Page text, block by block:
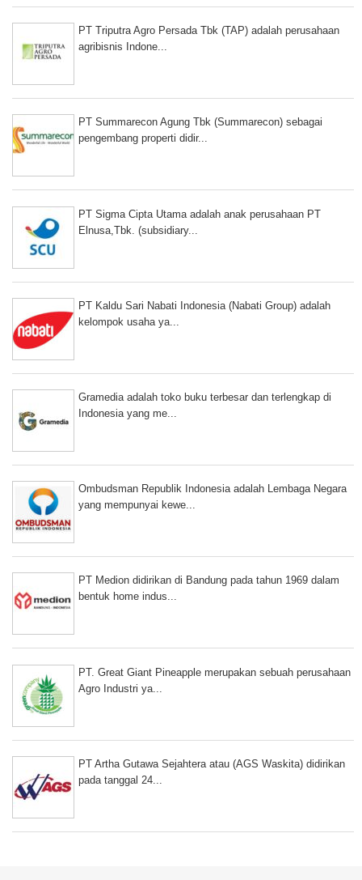
PT Triputra Agro Persada Tbk (TAP) adalah perusahaan
agribisnis Indone...
PT Summarecon Agung Tbk (Summarecon) sebagai
pengembang properti didir...
PT Sigma Cipta Utama adalah anak perusahaan PT
Elnusa,Tbk. (subsidiary...
PT Kaldu Sari Nabati Indonesia (Nabati Group) adalah
kelompok usaha ya...
Gramedia adalah toko buku terbesar dan terlengkap di
Indonesia yang me...
Ombudsman Republik Indonesia adalah Lembaga Negara
yang mempunyai kewe...
PT Medion didirikan di Bandung pada tahun 1969 dalam
bentuk home indus...
PT. Great Giant Pineapple merupakan sebuah perusahaan
Agro Industri ya...
PT Artha Gutawa Sejahtera atau (AGS Waskita) didirikan
pada tanggal 24...